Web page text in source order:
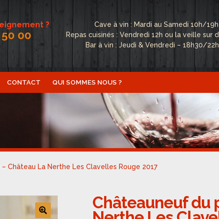
?
00
Cave à vin : Mardi au Samedi 10h/19h
Repas cuisinés : Vendredi 12h ou la veille sur
Bar à vin : Jeudi & Vendredi – 18h30/
CONTACT QUI SOMMES NOUS ?
Conditions Générales de Vente
Politique de cookies (UE) Qui sommes nous ?
Château La Nerthe Les Clavelles Rouge 2017
Châteauneuf du